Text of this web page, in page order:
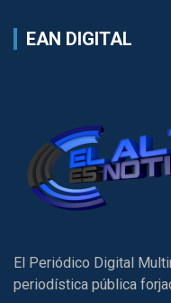
EAN DIGITAL
El Periódico Digital
periodística pública